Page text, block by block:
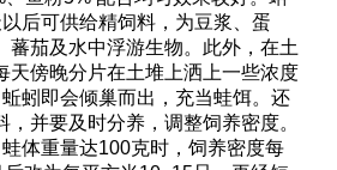
后可供给精饲料，为豆浆、蛋
蕃茄及水中浮游生物。此外，在土
天傍晚分片在土堆上洒上一些浓度
蚓即会倾巢而出，充当蛙饵。还
并要及时分养，调整饲养密度。
体重量达100克时，饲养密度每